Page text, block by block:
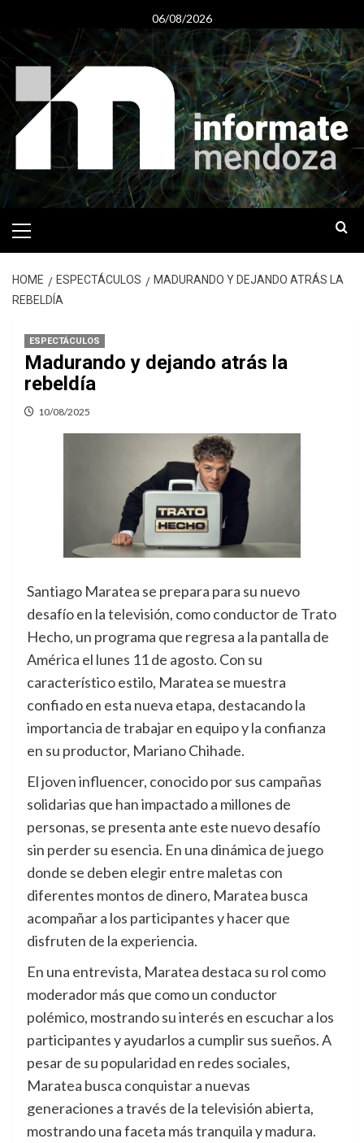
content
06/08/2026
Menu
HOME ESPECTÁCULOS
MADURANDO Y DEJANDO ATRÁS LA
REBELDÍA
ESPECTÁCULOS
Madurando y dejando atrás la
rebeldía
10/08/2025
Santiago Maratea se prepara para su nuevo
desafío en la televisión, como conductor de Trato
Hecho, un programa que regresa a la pantalla de
América el lunes 11 de agosto. Con su
característico estilo, Maratea se muestra
confiado en esta nueva etapa, destacando la
importancia de trabajar en equipo y la confianza
en su productor, Mariano Chihade.
El joven influencer, conocido por sus campañas
solidarias que han impactado a millones de
personas, se presenta ante este nuevo desafío
sin perder su esencia. En una dinámica de juego
donde se deben elegir entre maletas con
diferentes montos de dinero, Maratea busca
acompañar a los participantes y hacer que
disfruten de la experiencia.
En una entrevista, Maratea destaca su rol como
moderador más que como un conductor
polémico, mostrando su interés en escuchar a los
participantes y ayudarlos a cumplir sus sueños. A
pesar de su popularidad en redes sociales,
Maratea busca conquistar a nuevas
generaciones a través de la televisión abierta,
mostrando una faceta más tranquila y madura.